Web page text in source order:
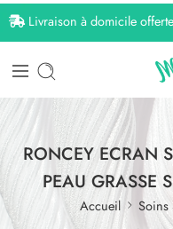
Livraison à domicile
RONCEY ECRAN
PEAU GRASSE
Accueil Soins